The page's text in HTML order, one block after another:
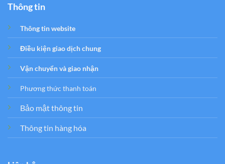
Thông tin
Thông tin website
Điều kiện giao dịch chung
Vận chuyển và giao nhận
Phương thức thanh toán
Bảo mật thông tin
Thông tin hàng hóa